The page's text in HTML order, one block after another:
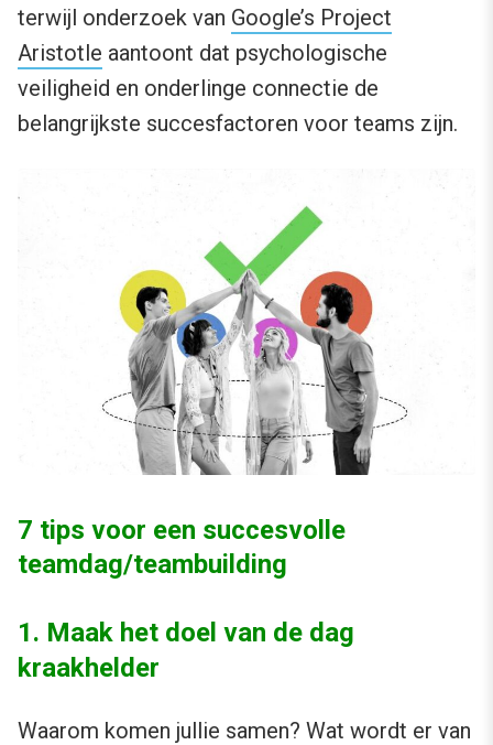
terwijl onderzoek van Google’s Project
Aristotle aantoont dat psychologische
veiligheid en onderlinge connectie de
belangrijkste succesfactoren voor teams zijn.
7 tips voor een succesvolle
teamdag/teambuilding
1. Maak het doel van de dag
kraakhelder
Waarom komen jullie samen? Wat wordt er van